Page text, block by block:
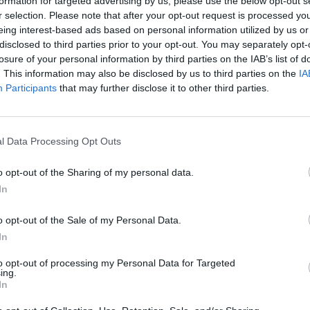
selection. Please note that after your opt-out request is processed
interest-based ads based on personal information utilized by us
to third parties prior to your opt-out. You may separately
of your personal information by third parties on the IAB’s list of
This information may also be disclosed by us to third parties on the
Participants that may further disclose it to other third parties.
Data Processing Opt Outs
opt-out of the Sharing of my personal data.
opt-out of the Sale of my Personal Data.
opt-out of processing my Personal Data for Targeted
biztosítja a régió és Magyarország energia- és
folyamatai, a termelés, gyártás, áruszállítás és
is változatlanul működnek - tájékoztatta Orosz
vezetője az MTI-t.
Day 2026Október 21-én jön a Portfolio Investment Day 2026,
a választ a befektetőket leginkább foglalkoztató kérdésekre.
évek nyertesei, mire számíthatunk a részvény-, kötvény-
érdemes portfóliót építeni egy gyorsan változó...
portfolio.hu hírarchívumához tartozik, melynek olvasása
tartalmazza: